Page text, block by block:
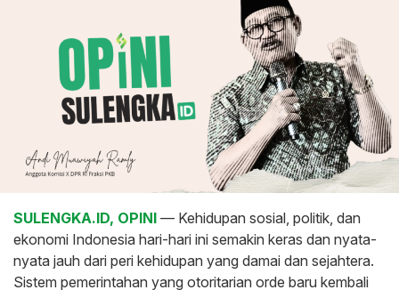
SULENGKA.ID, OPINI — Kehidupan sosial, politik, dan
ekonomi Indonesia hari-hari ini semakin keras dan nyata-
nyata jauh dari peri kehidupan yang damai dan sejahtera.
Sistem pemerintahan yang otoritarian orde baru kembali